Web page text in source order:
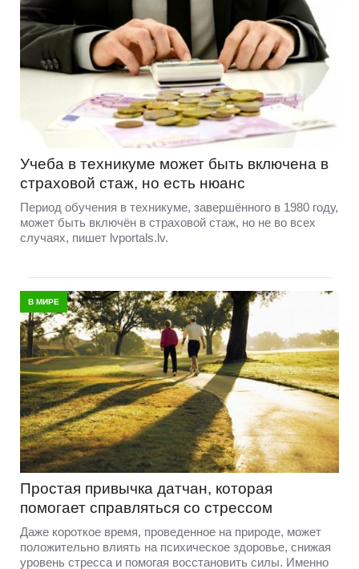
Учеба в техникуме может быть включена в
страховой стаж, но есть нюанс
Период обучения в техникуме, завершённого в 1980 году,
может быть включён в страховой стаж, но не во всех
случаях, пишет lvportals.lv.
В МИРЕ
Простая привычка датчан, которая
помогает справляться со стрессом
Даже короткое время, проведенное на природе, может
положительно влиять на психическое здоровье, снижая
уровень стресса и помогая восстановить силы. Именно